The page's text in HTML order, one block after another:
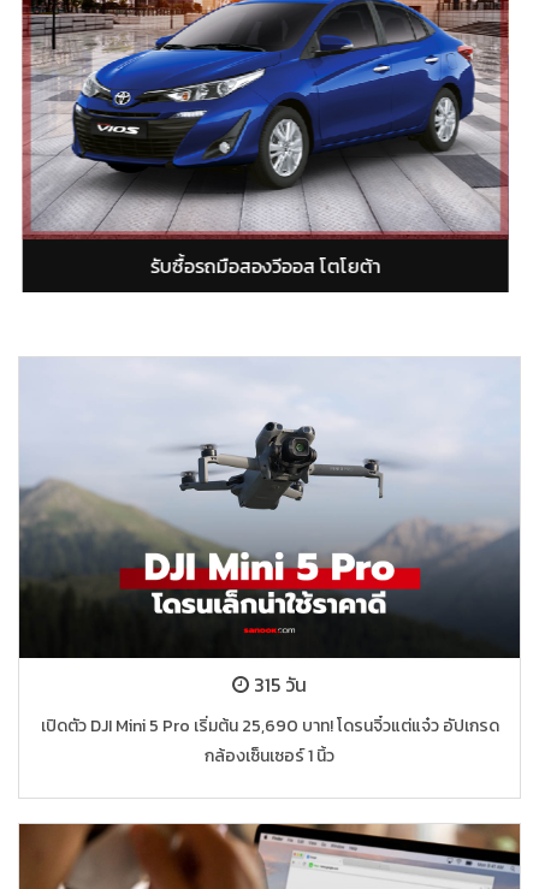
ซื้อรถมือสองยารีส โตโยต้า
315 วัน
เปิดตัว DJI Mini 5 Pro เริ่มต้น 25,690 บาท! โดรนจิ๋วแต่แจ๋ว อัปเกรด
กล้องเซ็นเซอร์ 1 นิ้ว